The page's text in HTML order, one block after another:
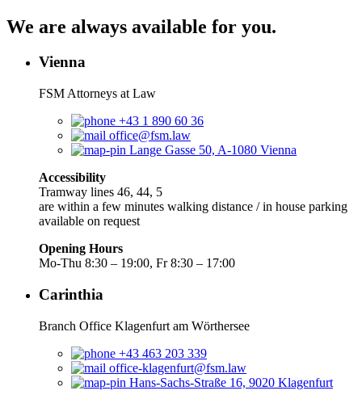
We are always available for you.
Vienna
FSM Attorneys at Law
+43 1 890 60 36
office@fsm.law
Lange Gasse 50, A-1080 Vienna
Accessibility
Tramway lines 46, 44, 5
are within a few minutes walking distance / in house parking
available on request
Opening Hours
Mo-Thu 8:30 – 19:00, Fr 8:30 – 17:00
Carinthia
Branch Office Klagenfurt am Wörthersee
+43 463 203 339
office-klagenfurt@fsm.law
Hans-Sachs-Straße 16, 9020 Klagenfurt